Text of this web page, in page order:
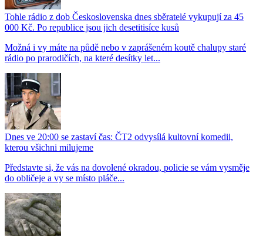
Tohle rádio z dob Československa dnes sběratelé vykupují za 45
000 Kč. Po republice jsou jich desetitisíce kusů
Možná i vy máte na půdě nebo v zaprášeném koutě chalupy staré
rádio po prarodičích, na které desítky let...
Dnes ve 20:00 se zastaví čas: ČT2 odvysílá kultovní komedii,
kterou všichni milujeme
Představte si, že vás na dovolené okradou, policie se vám vysměje
do obličeje a vy se místo pláče...